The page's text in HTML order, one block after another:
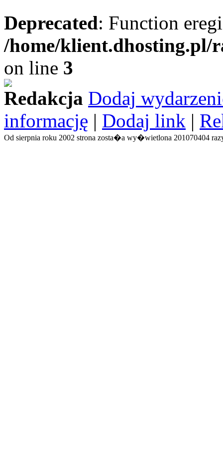
Deprecated: Function
/home/
on line 3
Redakcja Dodaj
informację | Dodaj link |
Od sierpnia roku 2002 strona zosta�a wy�wietlona 201070404